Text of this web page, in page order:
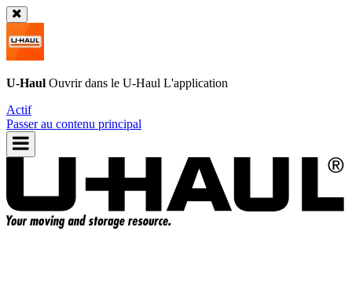
U-Haul Ouvrir dans le U-Haul L'application
Actif
Passer au contenu principal